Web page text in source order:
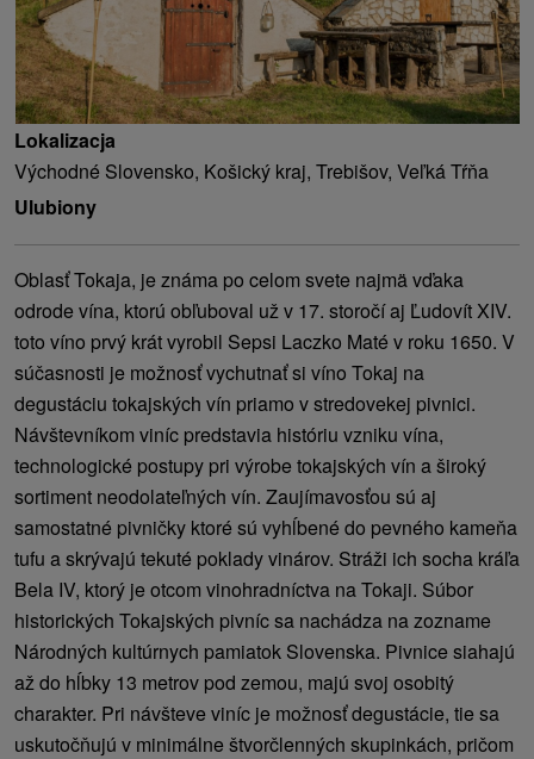
Lokalizacja
Východné Slovensko, Košický kraj, Trebišov, Veľká Tŕňa
Ulubiony
Oblasť Tokaja, je známa po celom svete najmä vďaka
odrode vína, ktorú obľuboval už v 17. storočí aj Ľudovít XIV.
toto víno prvý krát vyrobil Sepsi Laczko Maté v roku 1650. V
súčasnosti je možnosť vychutnať si víno Tokaj na
degustáciu tokajských vín priamo v stredovekej pivnici.
Návštevníkom viníc predstavia históriu vzniku vína,
technologické postupy pri výrobe tokajských vín a široký
sortiment neodolateľných vín. Zaujímavosťou sú aj
samostatné pivničky ktoré sú vyhĺbené do pevného kameňa
tufu a skrývajú tekuté poklady vinárov. Stráži ich socha kráľa
Bela IV, ktorý je otcom vinohradníctva na Tokaji. Súbor
historických Tokajských pivníc sa nachádza na zozname
Národných kultúrnych pamiatok Slovenska. Pivnice siahajú
až do hĺbky 13 metrov pod zemou, majú svoj osobitý
charakter. Pri návšteve viníc je možnosť degustácie, tie sa
uskutočňujú v minimálne štvorčlenných skupinkách, pričom